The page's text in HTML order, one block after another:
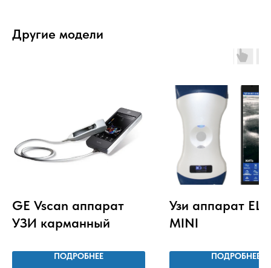
Другие модели
GE Vscan аппарат
УЗИ карманный
ПОДРОБНЕЕ
Узи аппарат
MINI
ПОДРОБНЕЕ